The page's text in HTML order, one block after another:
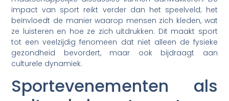
impact van sport reikt verder dan het speelveld; het
beïnvloedt de manier waarop mensen zich kleden, wat
ze luisteren en hoe ze zich uitdrukken. Dit maakt sport
tot een veelzijdig fenomeen dat niet alleen de fysieke
gezondheid bevordert, maar ook bijdraagt aan
culturele dynamiek.
Sportevenementen als